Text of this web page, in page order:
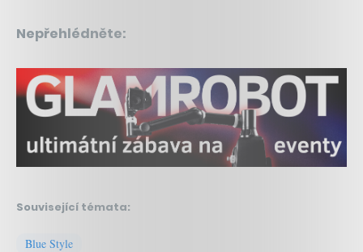
Nepřehlédněte:
Související témata:
Blue Style